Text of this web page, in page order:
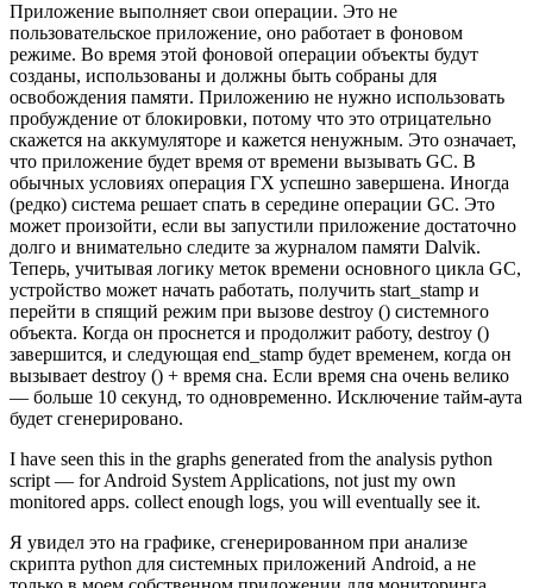
Приложение выполняет свои операции. Это не
пользовательское приложение, оно работает в фоновом
режиме. Во время этой фоновой операции объекты будут
созданы, использованы и должны быть собраны для
освобождения памяти. Приложению не нужно использовать
пробуждение от блокировки, потому что это отрицательно
скажется на аккумуляторе и кажется ненужным. Это означает,
что приложение будет время от времени вызывать GC. В
обычных условиях операция ГХ успешно завершена. Иногда
(редко) система решает спать в середине операции GC. Это
может произойти, если вы запустили приложение достаточно
долго и внимательно следите за журналом памяти Dalvik.
Теперь, учитывая логику меток времени основного цикла GC,
устройство может начать работать, получить start_stamp и
перейти в спящий режим при вызове destroy () системного
объекта. Когда он проснется и продолжит работу, destroy ()
завершится, и следующая end_stamp будет временем, когда он
вызывает destroy () + время сна. Если время сна очень велико
— больше 10 секунд, то одновременно. Исключение тайм-аута
будет сгенерировано.
I have seen this in the graphs generated from the analysis python
script — for Android System Applications, not just my own
monitored apps. collect enough logs, you will eventually see it.
Я увидел это на графике, сгенерированном при анализе
скрипта python для системных приложений Android, а не